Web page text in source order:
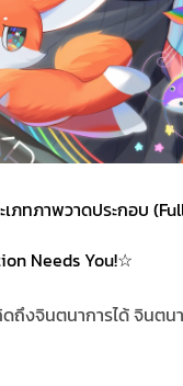
เภทภาพวาดประกอบ
Needs You!☆
ดถึงจินตนาการได้ จินตน